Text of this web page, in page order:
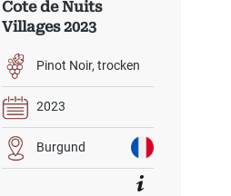
Cote de Nuits
Villages 2023
Pinot Noir trocken
2023
Burgund